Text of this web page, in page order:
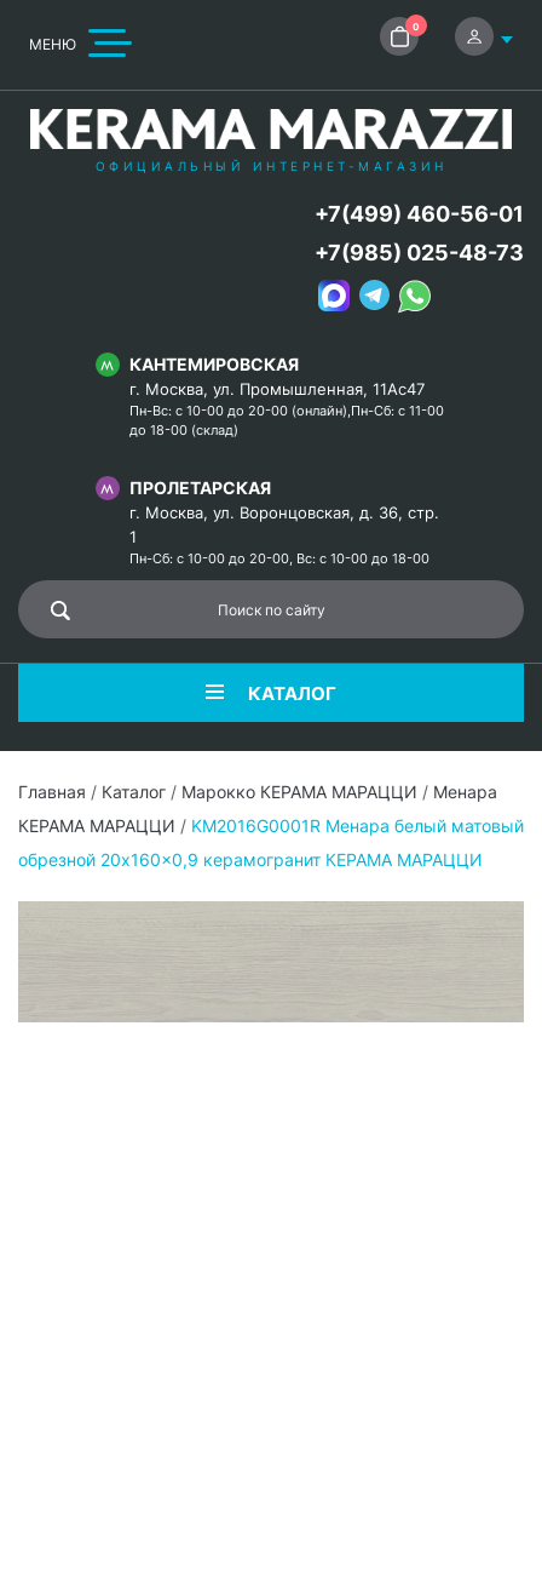
МЕНЮ
0
ОФИЦИАЛЬНЫЙ ИНТЕРНЕТ-МАГАЗИН
КАНТЕМИРОВСКАЯ
г. Москва, ул. Промышленная, 11Ас47
Пн-Вс: с 10-00 до 20-00 (онлайн),Пн-Сб: с 11-00
до 18-00 (склад)
ПРОЛЕТАРСКАЯ
г. Москва, ул. Воронцовская, д. 36, стр.
1
Пн-Сб: с 10-00 до 20-00, Вс: с 10-00 до 18-00
+7(499) 460-56-01
+7(985) 025-48-73
КАТАЛОГ
Главная / Каталог / Марокко КЕРАМА МАРАЦЦИ / Менара
КЕРАМА МАРАЦЦИ / KM2016G0001R Менара белый матовый
обрезной 20x160x0,9 керамогранит КЕРАМА МАРАЦЦИ